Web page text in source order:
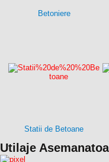
Betoniere
Statii de Betoane
Utilaje